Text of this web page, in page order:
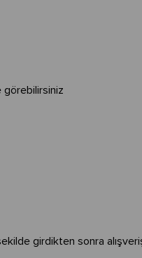
görebilirsiniz
girdikten sonra